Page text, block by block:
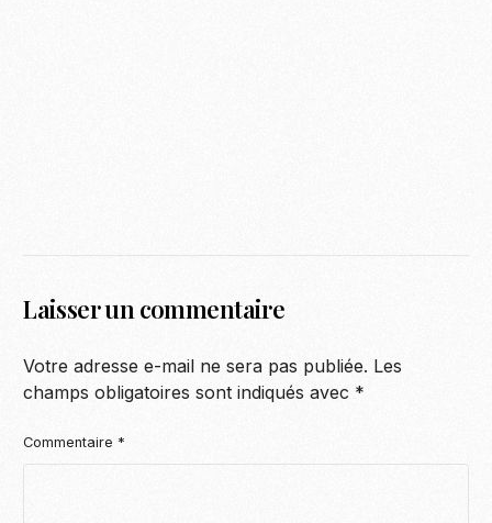
Laisser un commentaire
Votre adresse e-mail ne sera pas publiée. Les
champs obligatoires sont indiqués avec *
Commentaire *